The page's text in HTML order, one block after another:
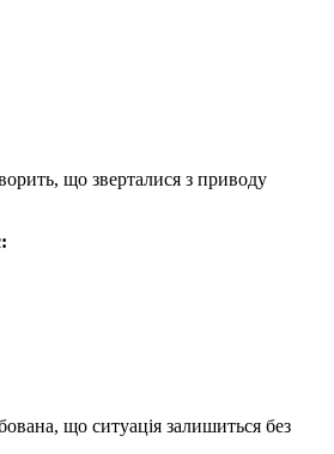
що зверталися з приводу
що ситуація залишиться без